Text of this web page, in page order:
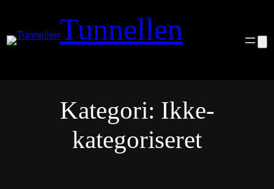
indhold
Tunnellen
Kategori: Ikke-
kategoriseret